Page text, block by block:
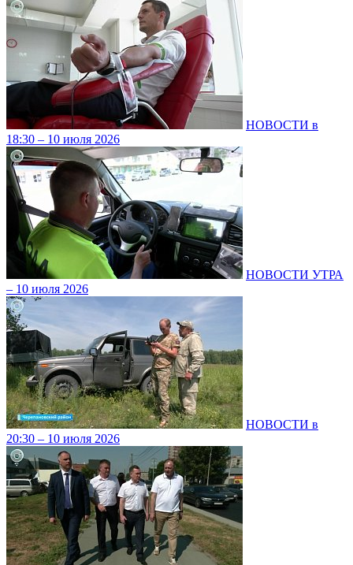
НОВОСТИ в
18:30 – 10 июля 2026
НОВОСТИ УТРА
– 10 июля 2026
НОВОСТИ в
20:30 – 10 июля 2026